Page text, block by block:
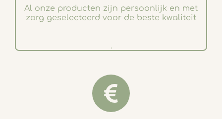
Al onze producten zijn persoonlijk en met
zorg geselecteerd voor de beste kwaliteit
.